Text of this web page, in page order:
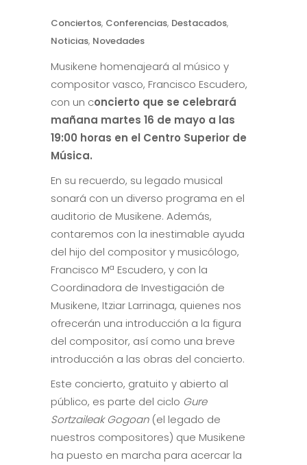
Conciertos, Conferencias, Destacados,
Noticias, Novedades
Musikene homenajeará al músico y
compositor vasco, Francisco Escudero,
con un concierto que se celebrará
mañana martes 16 de mayo a las
19:00 horas en el Centro Superior de
Música.
En su recuerdo, su legado musical
sonará con un diverso programa en el
auditorio de Musikene. Además,
contaremos con la inestimable ayuda
del hijo del compositor y musicólogo,
Francisco Mª Escudero, y con la
Coordinadora de Investigación de
Musikene, Itziar Larrinaga, quienes nos
ofrecerán una introducción a la figura
del compositor, así como una breve
introducción a las obras del concierto.
Este concierto, gratuito y abierto al
público, es parte del ciclo Gure
Sortzaileak Gogoan (el legado de
nuestros compositores) que Musikene
ha puesto en marcha para acercar la